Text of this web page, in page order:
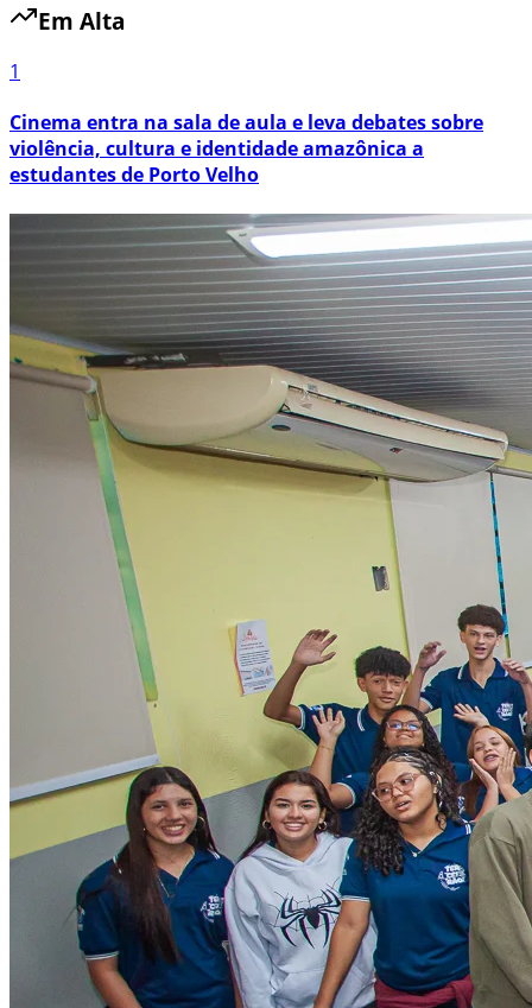
Em Alta
1
Cinema entra na sala de aula e leva debates sobre
violência, cultura e identidade amazônica a
estudantes de Porto Velho